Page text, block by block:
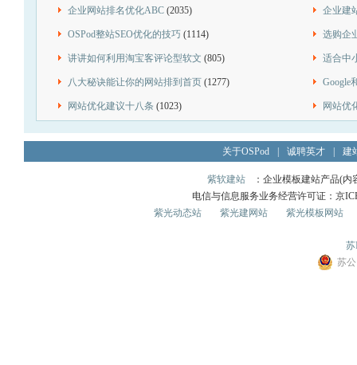
企业网站排名优化ABC (2035) 企业建
OSPod整站SEO优化的技巧 (1114) 选购企
讲讲如何利用淘宝客评论型软文 (805) 适合中
八大秘诀能让你的网站排到首页 (1277) Google
网站优化建议十八条 (1023) 网站优
关于OSPod 诚聘英才 建
紫软建站
：企业模板建站产品(
电信与信息服务业务经营许可证：京
紫光动态站
紫光建网站 紫光模板网站
苏
苏公